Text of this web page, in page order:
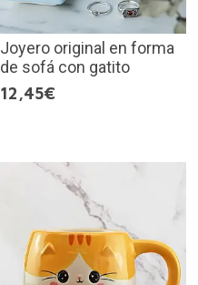
Joyero original en forma
de sofá con gatito
12,45€